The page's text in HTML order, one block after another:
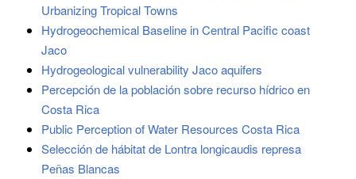
Urbanizing Tropical Towns
Hydrogeochemical Baseline in Central Pacific coast
Jaco
Hydrogeological vulnerability Jaco aquifers
Percepción de la población sobre recurso hídrico en
Costa Rica
Public Perception of Water Resources Costa Rica
Selección de hábitat de Lontra longicaudis represa
Peñas Blancas